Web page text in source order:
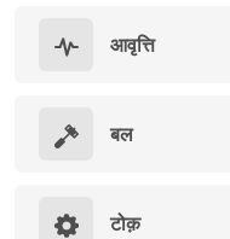
आवृत्ति
बल
टोक़